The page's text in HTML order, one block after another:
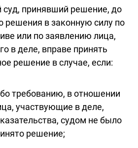
принявший решение, до
решения в законную силу по
или по заявлению лица,
в деле, вправе принять
решение в случае, если:
требованию, в отношении
участвующие в деле,
судом не было
решение;